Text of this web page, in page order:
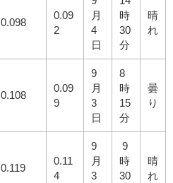
0.098
0.09
2
月
4
日
時
30
分
晴
れ
0.108
0.09
9
9
月
3
日
8
時
15
分
曇
り
0.119
0.11
4
9
月
3
9
時
30
晴
れ